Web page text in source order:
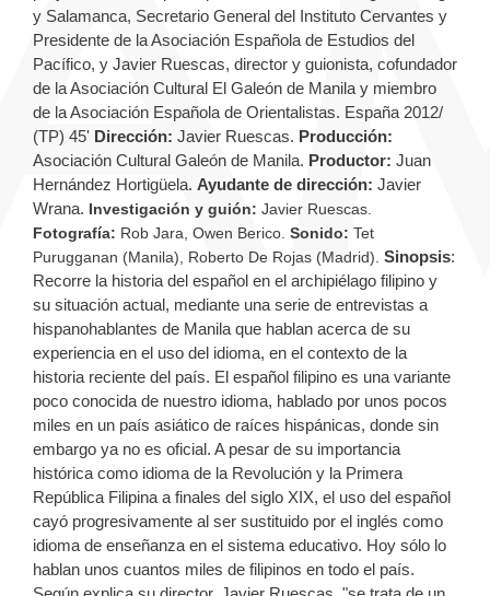
y Salamanca, Secretario General del Instituto Cervantes y
Presidente de la Asociación Española de Estudios del
Pacífico, y Javier Ruescas, director y guionista, cofundador
de la Asociación Cultural El Galeón de Manila y miembro
de la Asociación Española de Orientalistas. España 2012/
(TP) 45' Dirección: Javier Ruescas. Producción:
Asociación Cultural Galeón de Manila. Productor: Juan
Hernández Hortigüela. Ayudante de dirección: Javier
Wrana. Investigación y guión: Javier Ruescas.
Fotografía: Rob Jara, Owen Berico. Sonido: Tet
Purugganan (Manila), Roberto De Rojas (Madrid). Sinopsis:
Recorre la historia del español en el archipiélago filipino y
su situación actual, mediante una serie de entrevistas a
hispanohablantes de Manila que hablan acerca de su
experiencia en el uso del idioma, en el contexto de la
historia reciente del país. El español filipino es una variante
poco conocida de nuestro idioma, hablado por unos pocos
miles en un país asiático de raíces hispánicas, donde sin
embargo ya no es oficial. A pesar de su importancia
histórica como idioma de la Revolución y la Primera
República Filipina a finales del siglo XIX, el uso del español
cayó progresivamente al ser sustituido por el inglés como
idioma de enseñanza en el sistema educativo. Hoy sólo lo
hablan unos cuantos miles de filipinos en todo el país.